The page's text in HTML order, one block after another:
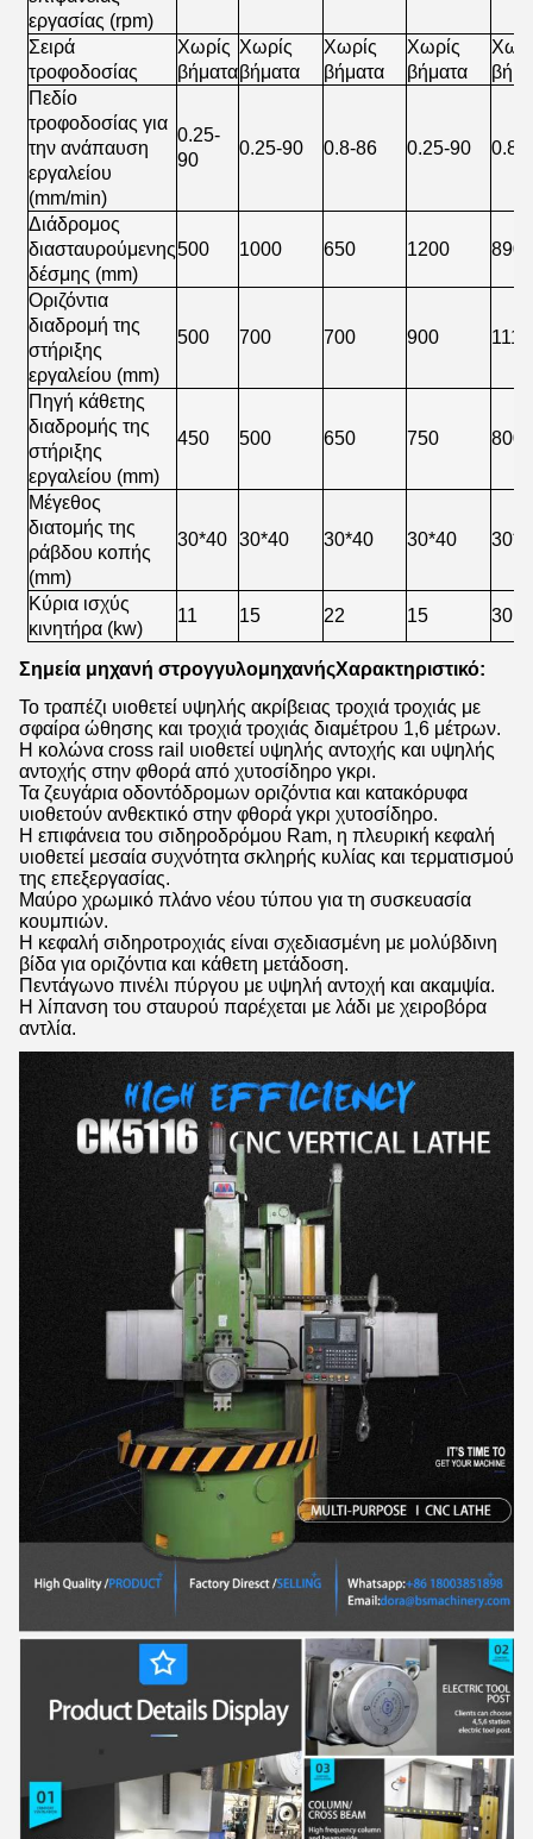
εργασίας (rpm)
Σειρά
τροφοδοσίας
Χωρίς
βήματα
Χωρίς
βήματα
Χωρίς
βήματα
Χωρίς
βήματα
Πεδίο
τροφοδοσίας για
την ανάπαυση
εργαλείου
(mm/min)
0.25-
90
0.25-90 0.8-86 0.25-90 0.8-
Διάδρομος
διασταυρούμενης
δέσμης (mm)
500 1000 650 1200 890
Οριζόντια
διαδρομή της
στήριξης
εργαλείου (mm)
500 700 700 900 1115
Πηγή κάθετης
διαδρομής της
στήριξης
εργαλείου (mm)
450 500 650 750 800
Μέγεθος
διατομής της
ράβδου κοπής
(mm)
30*40 30*40 30*40 30*40
Κύρια ισχύς
κινητήρα (kw)
11 15 22 15 30
Σημεία μηχανή στρογγυλομηχανήςΧαρακτηριστικό:
Το τραπέζι υιοθετεί υψηλής ακρίβειας τροχιά τροχιάς με
σφαίρα ώθησης και τροχιά τροχιάς διαμέτρου 1,6 μέτρων.
Η κολώνα cross rail υιοθετεί υψηλής αντοχής και υψηλής
αντοχής στην φθορά από χυτοσίδηρο γκρι.
Τα ζευγάρια οδοντόδρομων οριζόντια και κατακόρυφα
υιοθετούν ανθεκτικό στην φθορά γκρι χυτοσίδηρο.
Η επιφάνεια του σιδηροδρόμου Ram, η πλευρική κεφαλή
υιοθετεί μεσαία συχνότητα σκληρής κυλίας και τερματισμού
της επεξεργασίας.
Μαύρο χρωμικό πλάνο νέου τύπου για τη συσκευασία
κουμπιών.
Η κεφαλή σιδηροτροχιάς είναι σχεδιασμένη με μολύβδινη
βίδα για οριζόντια και κάθετη μετάδοση.
Πεντάγωνο πινέλι πύργου με υψηλή αντοχή και ακαμψία.
Η λίπανση του σταυρού παρέχεται με λάδι με χειροβόρα
αντλία.